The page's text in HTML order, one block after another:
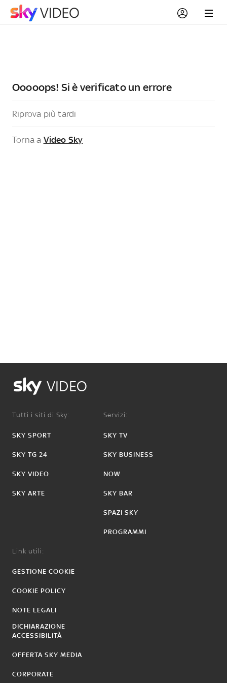
Ooooops! Si è verificato un errore
Riprova più tardi
Torna a Video Sky
VIDEO
Tutti i siti di Sky:
SKY SPORT
SKY TG 24
SKY VIDEO
SKY ARTE
Servizi:
SKY TV
SKY BUSINESS
NOW
SKY BAR
SPAZI SKY
PROGRAMMI
Link utili:
GESTIONE COOKIE
COOKIE POLICY
NOTE LEGALI
DICHIARAZIONE
ACCESSIBILITÀ
OFFERTA SKY MEDIA
CORPORATE